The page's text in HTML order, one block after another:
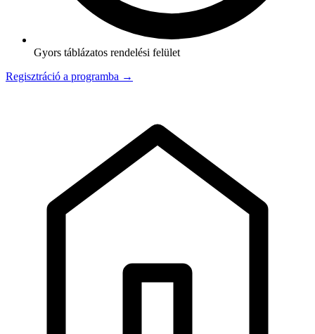
Gyors táblázatos rendelési felület
Regisztráció a programba →